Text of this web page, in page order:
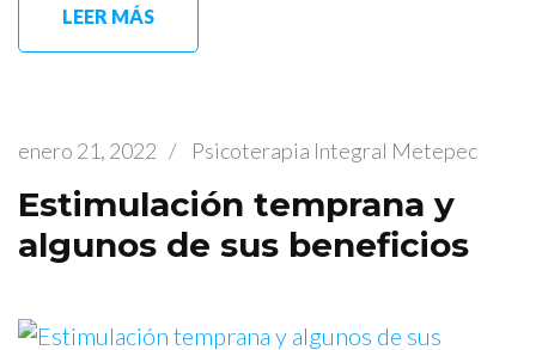
LEER MÁS
enero 21, 2022 / Psicoterapia Integral Metepec
Estimulación temprana y
algunos de sus beneficios